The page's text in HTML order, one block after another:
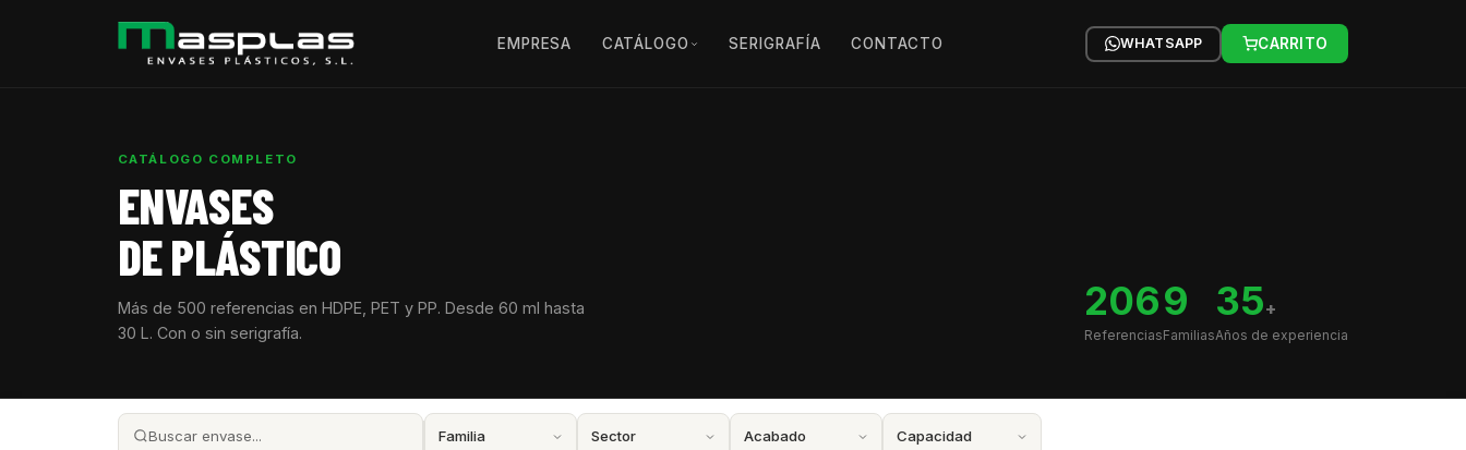
EMPRESA CATÁLOGO SERIGRAFÍA CONTACTO WHATSAPP CARRITO
CATÁLOGO COMPLETO
ENVASES
DE PLÁSTICO
Más de 500 referencias en HDPE, PET y PP. Desde 60 ml hasta
30 L. Con o sin serigrafía.
206
Referencias
9
Familias
35+
Años de experiencia